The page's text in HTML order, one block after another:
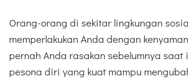
Orang-orang di sekitar lingkungan
memperlakukan Anda dengan
pernah Anda rasakan sebelumnya saat
pesona diri yang kuat mampu